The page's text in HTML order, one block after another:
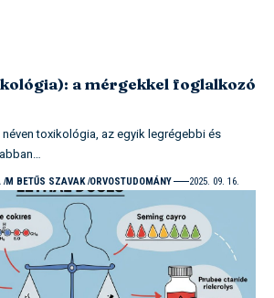
a mérgekkel foglalkozó
toxikológia, az egyik legrégebbi és
M BETŰS SZAVAK ORVOSTUDOMÁNY 2025. 09. 16.